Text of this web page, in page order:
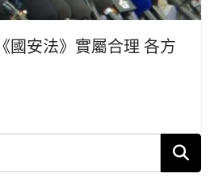
國安法》實屬合理 各方